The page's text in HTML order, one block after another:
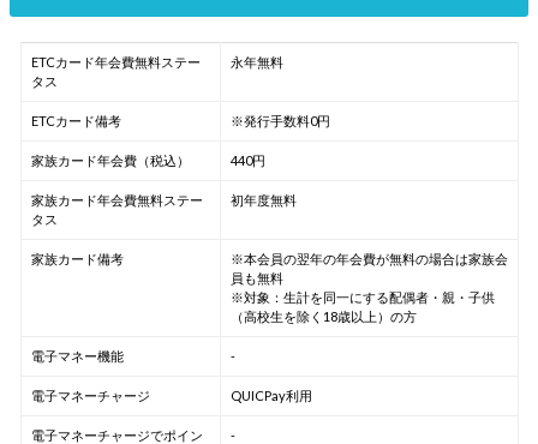
ETCカード年会費無料ステー
タス
永年無料
ETCカード備考 ※発行手数料0円
家族カード年会費（税込） 440円
家族カード年会費無料ステー
タス
初年度無料
家族カード備考
※本会員の翌年の年会費が無料の場合は家族会
員も無料
※対象：生計を同一にする配偶者・親・子供
（高校生を除く18歳以上）の方
電子マネー機能 -
電子マネーチャージ QUICPay利用
電子マネーチャージでポイン
-